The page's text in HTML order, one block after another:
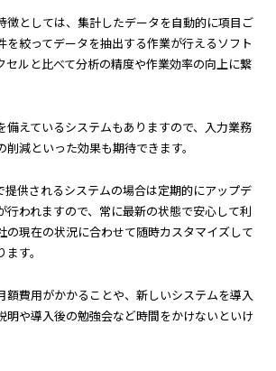
徴としては、集計したデータを自動的に項目ご
を絞ってデータを抽出する作業が行えるソフト
セルと比べて分析の精度や作業効率の向上に繋
備えているシステムもありますので、入力業務
減といった効果も期待できます。
提供されるシステムの場合は定期的にアップデ
行われますので、常に最新の状態で安心して利
の現在の状況に合わせて随時カスタマイズして
す。
額費用がかかることや、新しいシステムを導入
明や導入後の勉強会など時間をかけないといけ